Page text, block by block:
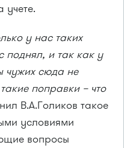
учете.
у нас таких
поднял, и так как у
чужих сюда не
поправки – что
В.А.Голиков такое
условиями
вопросы